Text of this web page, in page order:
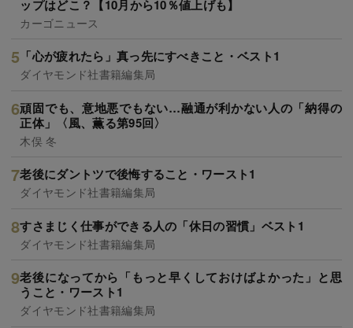
ップはどこ？【10月から10％値上げも】
カーゴニュース
「心が疲れたら」真っ先にすべきこと・ベスト1
ダイヤモンド社書籍編集局
頑固でも、意地悪でもない…融通が利かない人の「納得の
正体」〈風、薫る第95回〉
木俣 冬
老後にダントツで後悔すること・ワースト1
ダイヤモンド社書籍編集局
すさまじく仕事ができる人の「休日の習慣」ベスト1
ダイヤモンド社書籍編集局
老後になってから「もっと早くしておけばよかった」と思
うこと・ワースト1
ダイヤモンド社書籍編集局